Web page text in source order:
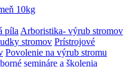
10kg
píla Arboristika- výrub stromov
stromov Prístrojové
Povolenie na výrub stromu
semináre a školenia